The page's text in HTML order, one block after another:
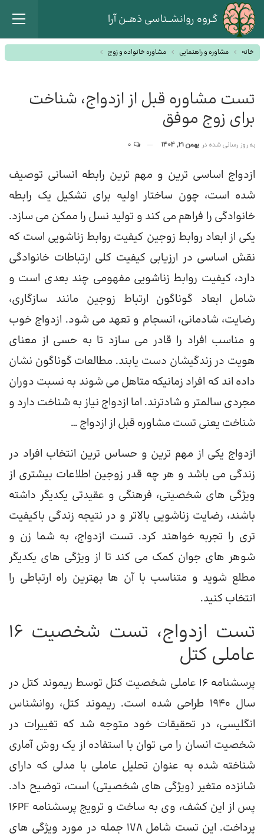
گـروه روانشــناسی ذهــن آرا
خانه مشاوره و راهنمایی مشاوره خانواده و زوج
تست مشاوره قبل از ازدواج، شناخت
برای زوج موفق
به روز رسانی شده در بهمن 21, 1404
ازدواج اساسی ترین و مهم ترین رابطه انسانی توصیف
شده است، چون ساختار اولیه برای تشکیل یک رابطه
خانوادگی را فراهم می کند و تولید نسل را ممکن می سازد.
یکی از ابعاد روابط زوجین کیفیت روابط زناشویی است که
نقش اساسی در ارزیابی کیفیت کلی ارتباطات خانوادگی
دارد، کیفیت روابط زناشویی مفهومی چند بعدی است و
شامل ابعاد گوناگون ارتباط زوجين مانند سازگاری،
رضایت، شادمانی، انسجام و تعهد می شود. ازدواج خوب
و مناسب افراد را قادر می سازد تا به حسی از معنای
هویت در زندگیشان دست یابند. مطالعات گوناگون نشان
داده اند که افراد زمانیکه متاهل می شوند به نسبت دوران
مجردی سالمتر و شادترند. اما ازدواج نیاز به شناخت دارد و
شناخت یعنی تست مشاوره قبل از ازدواج …
ازدواج یکی از مهم ترین و حساس ترین انتخاب افراد در
زندگی می باشد و هر چه قدر زوجین اطلاعات بیشتری از
ویژگی های شخصیتی، فرهنگی و عقیدتی یکدیگر داشته
باشند، رضایت زناشویی بالاتر و در نتیجه زندگی باکیفیت
تری را تجربه خواهند کرد. تست ازدواج، به شما زن و
شوهر های جوان کمک می کند تا از ویژگی های یکدیگر
مطلع شوید و متناسب با آن ها بهترین راه ارتباطی را
انتخاب کنید.
تست ازدواج، تست شخصیت 16
عاملی کتل
پرسشنامه 16 عاملی شخصیت کتل توسط ریموند کتل در
سال 1940 طراحی شده است. ریموند کتل، روانشناس
انگلیسی، در تحقیقات خود متوجه شد كه تغییرات در
شخصیت انسان را می توان با استفاده از یك روش آماری
شناخته شده به عنوان تحلیل عاملی با مدلی كه دارای
شانزده متغیر (ویژگی های شخصیتی) است، توضیح داد.
پس از این کشف، وی به ساخت و ترویج پرسشنامه 16PF
پرداخت. این تست شامل 178 جمله در مورد ویژگی های